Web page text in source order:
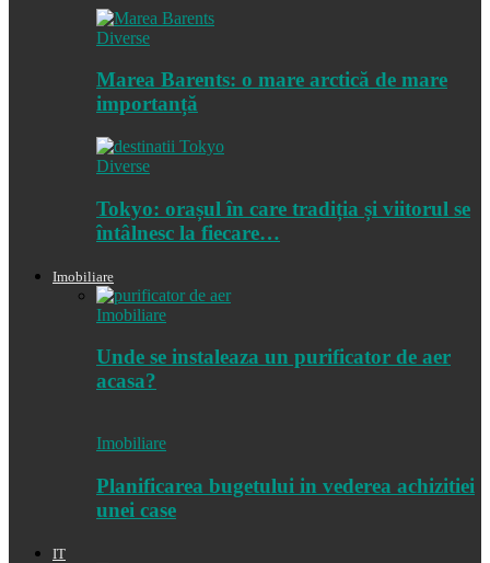
Diverse
Marea Barents: o mare arctică de mare
importanță
Diverse
Tokyo: orașul în care tradiția și viitorul se
întâlnesc la fiecare…
Imobiliare
Imobiliare
Unde se instaleaza un purificator de aer
acasa?
Imobiliare
Planificarea bugetului in vederea achizitiei
unei case
IT